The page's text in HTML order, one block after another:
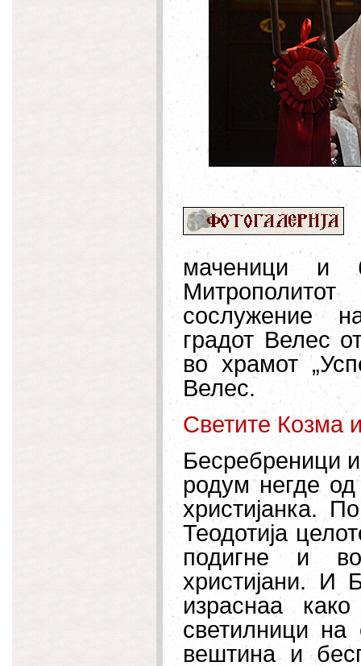
маченици и
сослужение
градот Велес
во храмот „
Велес.
Светите Козма
Бесребреници
родум негде од
христијанка.
Теодотија
подигне и
христијани. И
израснаа
светилници на
вештина и